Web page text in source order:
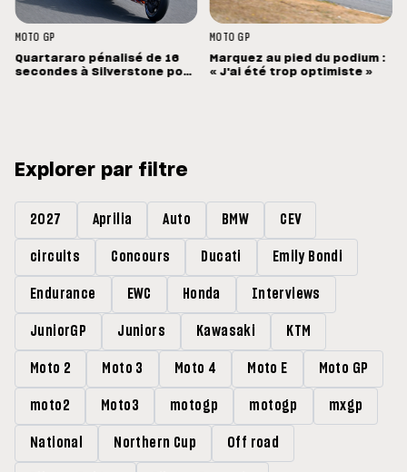
MOTO GP
Quartararo pénalisé de 16
secondes à Silverstone pour
MOTO GP
Marquez au pied du podium :
« J'ai été trop optimiste »
Explorer par filtre
2027 Aprilia Auto BMW CEV
circuits Concours Ducati Emily Bondi
Endurance EWC Honda Interviews
JuniorGP Juniors Kawasaki KTM
Moto 2 Moto 3 Moto 4 Moto E Moto GP
moto2 Moto3 motogp motogp mxgp
National Northern Cup Off road